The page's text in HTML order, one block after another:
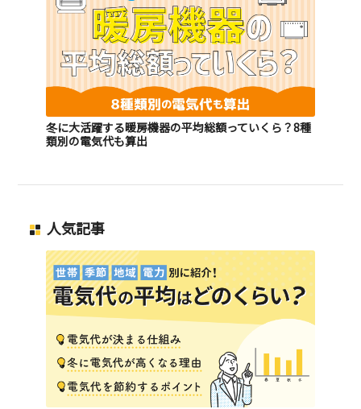
冬に大活躍する暖房機器の平均総額っていくら？8種
類別の電気代も算出
人気記事